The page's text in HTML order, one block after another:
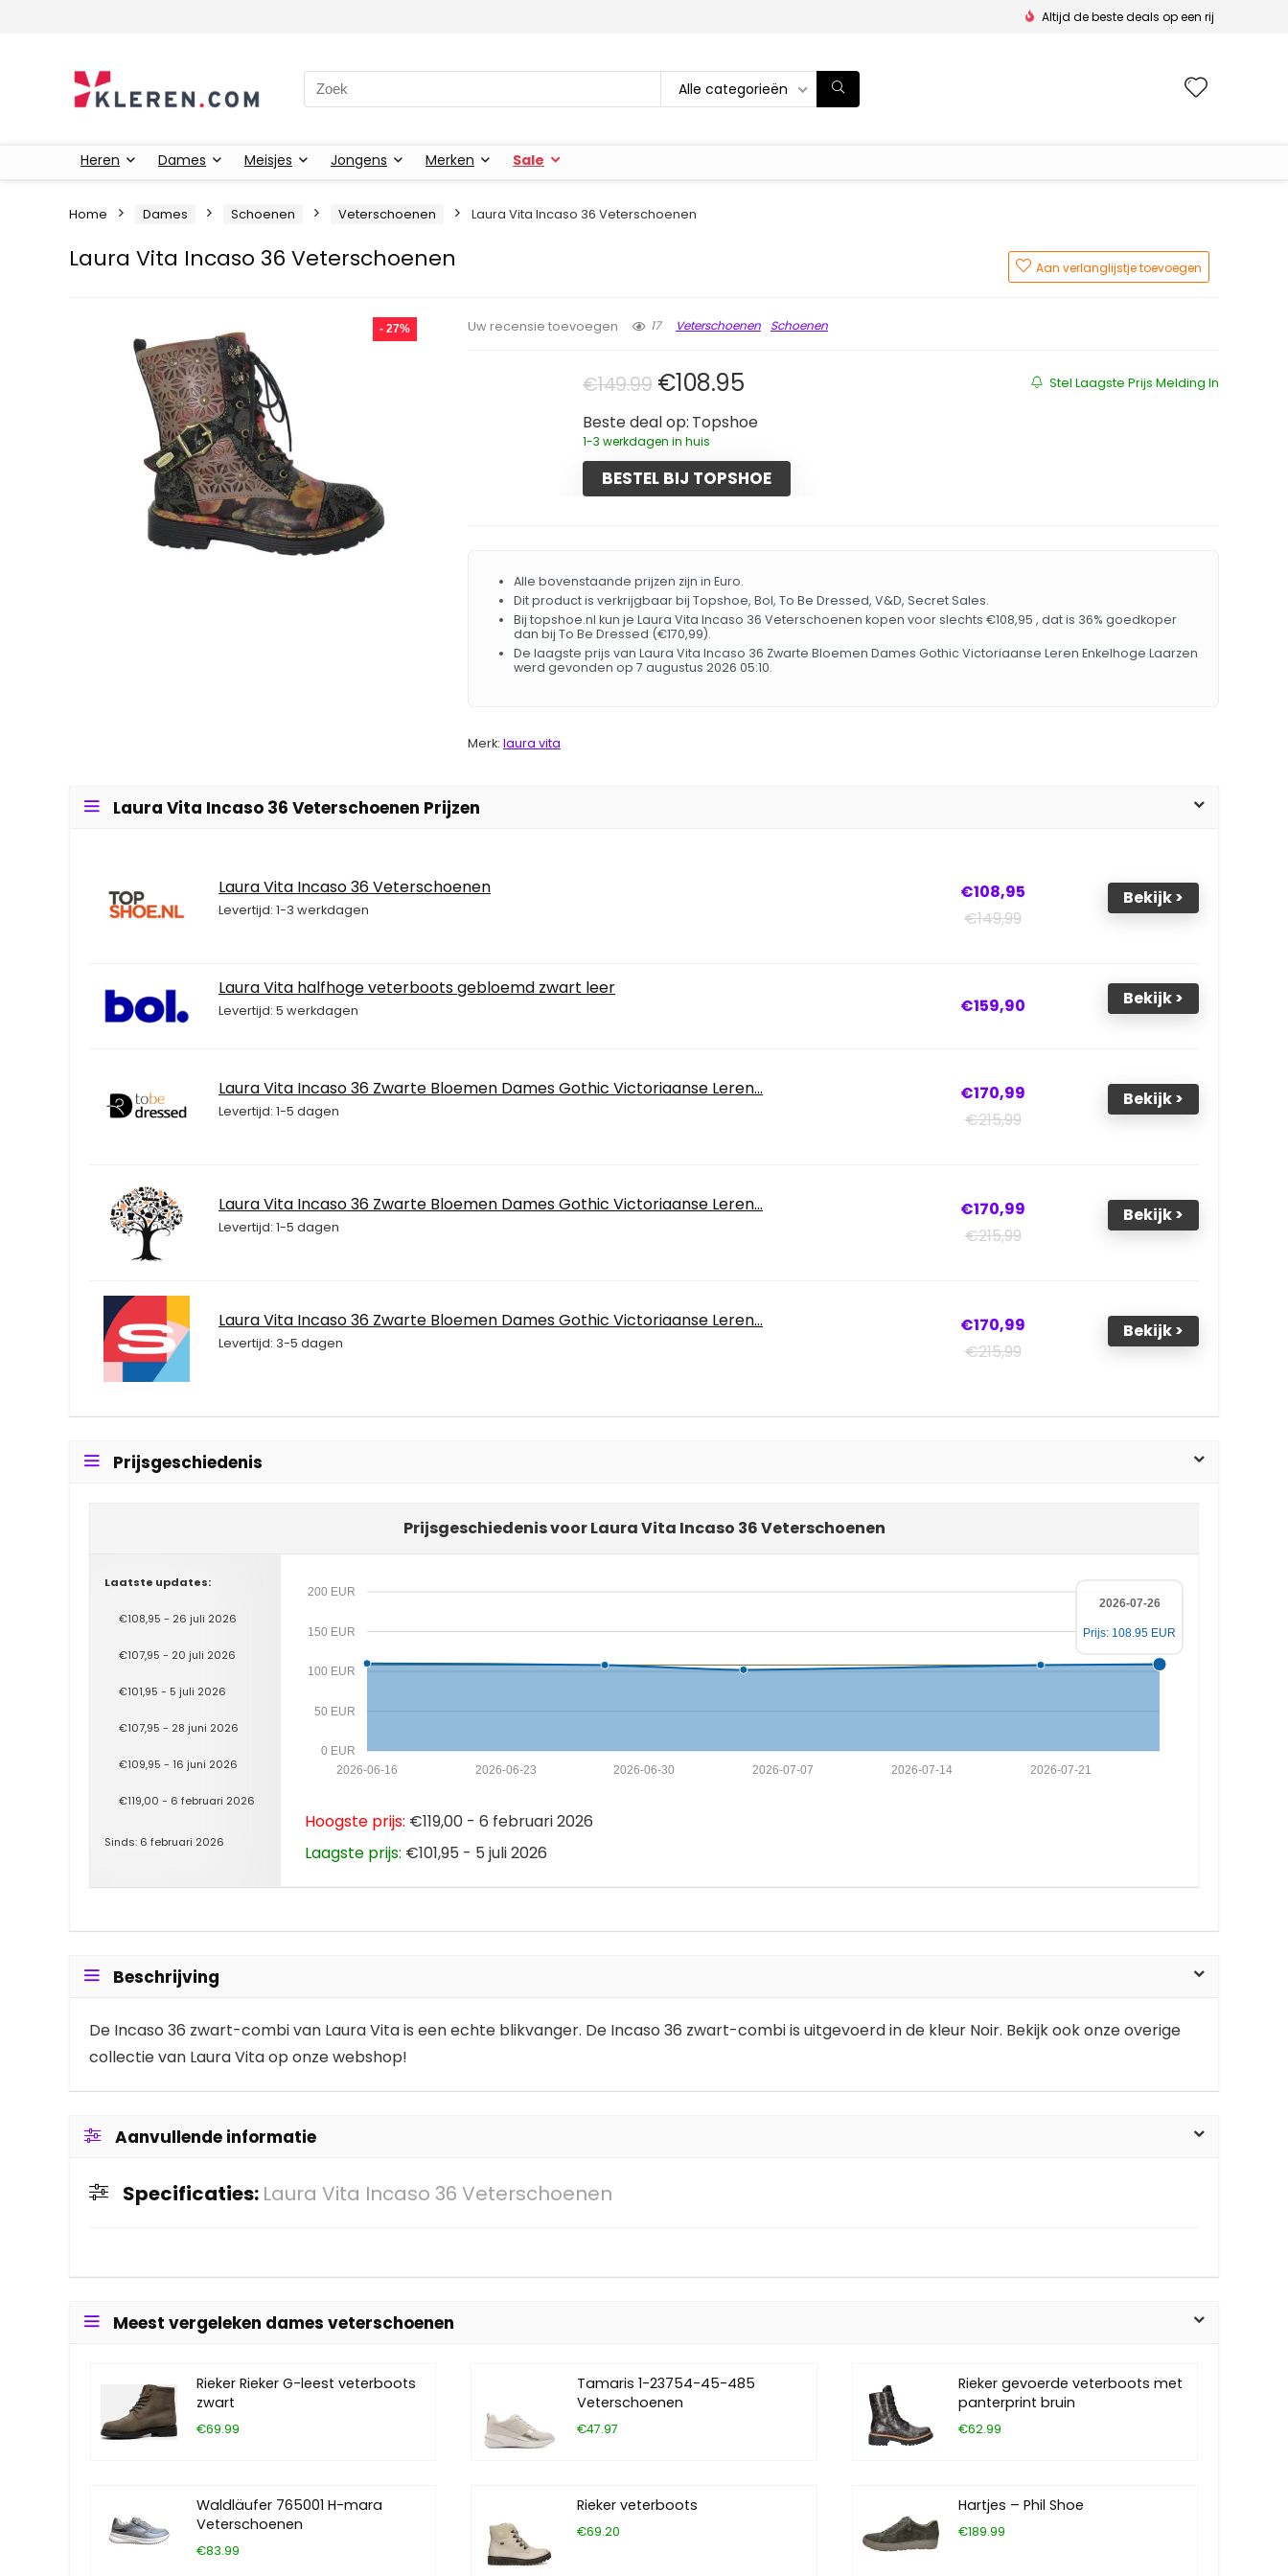
Altijd de beste deals op een rij
Zoeken naar: Alle categorieën
Heren Dames Meisjes Jongens Merken Sale
Home Dames Schoenen Veterschoenen Laura Vita Incaso 36 Veterschoenen
Laura Vita Incaso 36 Veterschoenen Aan verlanglijstje toevoegen
- 27% Uw recensie toevoegen 17 Veterschoenen Schoenen
Stel Laagste Prijs Melding In
€149.99 Oorspronkelijke prijs was: €149.99.
€108.95Huidige prijs is: €108.95.
Beste deal op: Topshoe
1-3 werkdagen in huis
BESTEL BIJ TOPSHOE
Alle bovenstaande prijzen zijn in Euro.
Dit product is verkrijgbaar bij Topshoe, Bol, To Be Dressed, V&D, Secret Sales.
Bij topshoe.nl kun je Laura Vita Incaso 36 Veterschoenen kopen voor slechts €108,95 , dat is 36% goedkoper
dan bij To Be Dressed (€170,99).
De laagste prijs van Laura Vita Incaso 36 Zwarte Bloemen Dames Gothic Victoriaanse Leren Enkelhoge Laarzen
werd gevonden op 7 augustus 2026 05:10.
Merk: laura vita
Laura Vita Incaso 36 Veterschoenen Prijzen
Laura Vita Incaso 36 Veterschoenen
Levertijd: 1-3 werkdagen
€108,95
€149,99
Bekijk >
Laura Vita halfhoge veterboots gebloemd zwart leer
Levertijd: 5 werkdagen €159,90 Bekijk >
Laura Vita Incaso 36 Zwarte Bloemen Dames Gothic Victoriaanse Leren...
Levertijd: 1-5 dagen
€170,99
€215,99
Bekijk >
Laura Vita Incaso 36 Zwarte Bloemen Dames Gothic Victoriaanse Leren...
Levertijd: 1-5 dagen
€170,99
€215,99
Bekijk >
Laura Vita Incaso 36 Zwarte Bloemen Dames Gothic Victoriaanse Leren...
Levertijd: 3-5 dagen
€170,99
€215,99
Bekijk >
Prijsgeschiedenis
Prijsgeschiedenis voor Laura Vita Incaso 36 Veterschoenen
Laatste updates:
€108,95 - 26 juli 2026
€107,95 - 20 juli 2026
€101,95 - 5 juli 2026
€107,95 - 28 juni 2026
€109,95 - 16 juni 2026
€119,00 - 6 februari 2026
Sinds: 6 februari 2026
0 EUR
50 EUR
100 EUR
150 EUR
200 EUR
2026-07-21
2026-07-14
2026-07-07
2026-06-30
2026-06-23
2026-06-16
2026-07-26
Prijs: 108.95 EUR
Hoogste prijs: €119,00 - 6 februari 2026
Laagste prijs: €101,95 - 5 juli 2026
Beschrijving
De Incaso 36 zwart-combi van Laura Vita is een echte blikvanger. De Incaso 36 zwart-combi is uitgevoerd in de kleur Noir. Bekijk ook onze overige
collectie van Laura Vita op onze webshop!
Aanvullende informatie
Specificaties: Laura Vita Incaso 36 Veterschoenen
Meest vergeleken dames veterschoenen
Rieker Rieker G-leest veterboots
zwart
€69.99
Tamaris 1-23754-45-485
Veterschoenen
€47.97
Rieker gevoerde veterboots met
panterprint bruin
€62.99
Waldläufer 765001 H-mara
Veterschoenen
€83.99
Rieker veterboots
€69.20
Hartjes – Phil Shoe
€189.99